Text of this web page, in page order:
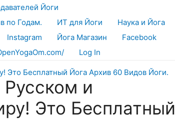
Йоги
по Годам. ИТ для Йоги
Наука и Йога
Instagram Йога Магазин
Facebook
Log In
и
Это Бесплатный